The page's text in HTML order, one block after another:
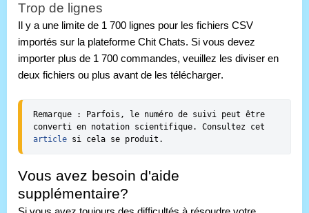
Trop de lignes
Il y a une limite de 1 700 lignes pour les fichiers CSV
importés sur la plateforme Chit Chats. Si vous devez
importer plus de 1 700 commandes, veuillez les diviser en
deux fichiers ou plus avant de les télécharger.
Remarque : Parfois, le numéro de suivi peut être
article si cela se produit.
Vous avez besoin d'aide
supplémentaire?